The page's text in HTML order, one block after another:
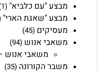
מבצע "עם כלביא" (1)
מבצע "שאגת הארי"
מעסיקים (45)
משאבי אנוש (94)
משאבי אנוש
משבר הקורונה (35)